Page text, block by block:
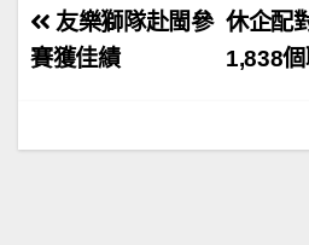
文
章
覽
休企配
1,838
友樂獅隊赴閩參
賽獲佳績